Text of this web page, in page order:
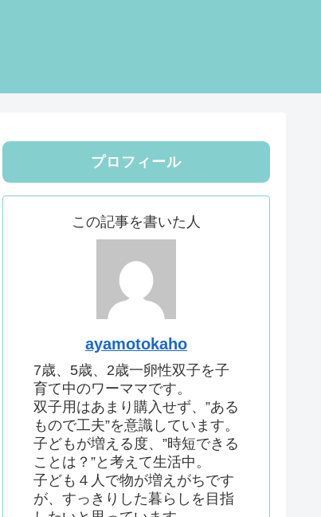
プロフィール
この記事を書いた人
ayamotokaho
7歳、5歳、2歳一卵性双子を子
育て中のワーママです。
双子用はあまり購入せず、”ある
もので工夫”を意識しています。
子どもが増える度、”時短できる
ことは？”と考えて生活中。
子ども４人で物が増えがちです
が、すっきりした暮らしを目指